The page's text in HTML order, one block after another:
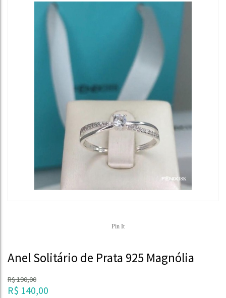
Pin It
Anel Solitário de Prata 925 Magnólia
R$190,00
R$ 140,00